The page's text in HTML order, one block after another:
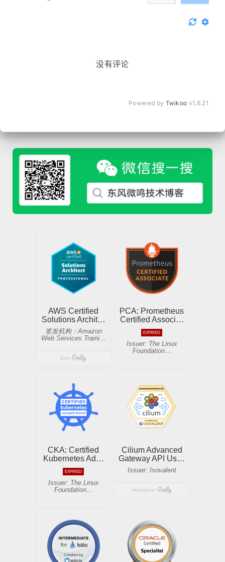
没有评论
Powered by Twikoo v1.6.21